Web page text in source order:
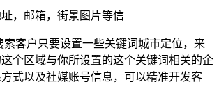
，邮箱，街景图片等信
索客户只要设置一些关键词城市定位，来
个区域与你所设置的这个关键词相关的企
式以及社媒账号信息，可以精准开发客